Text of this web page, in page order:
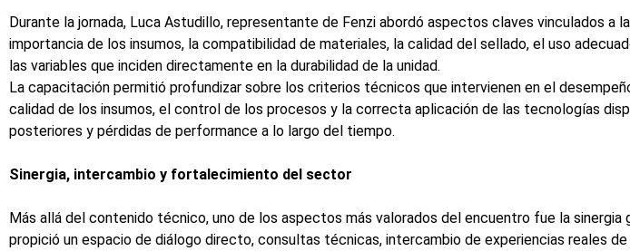
Durante la jornada, Luca Astudillo, representante de Fenzi abordó aspectos claves vinculados a
importancia de los insumos, la compatibilidad de materiales, la calidad del sellado, el uso
las variables que inciden directamente en la durabilidad de la unidad.
La capacitación permitió profundizar sobre los criterios técnicos que intervienen en el
calidad de los insumos, el control de los procesos y la correcta aplicación de las tecnologías
posteriores y pérdidas de performance a lo largo del tiempo.
Sinergia, intercambio y fortalecimiento del sector
Más allá del contenido técnico, uno de los aspectos más valorados del encuentro fue la
propició un espacio de diálogo directo, consultas técnicas, intercambio de experiencias reales